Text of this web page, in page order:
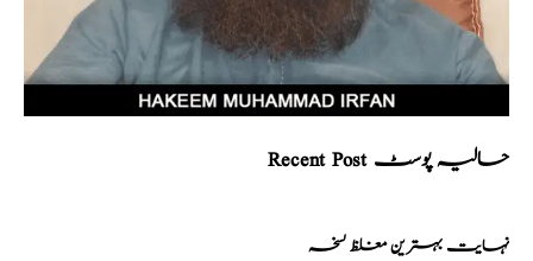
Recent Post حالیہ پوسٹ
نہایت بہترین مغلظ نسخہ